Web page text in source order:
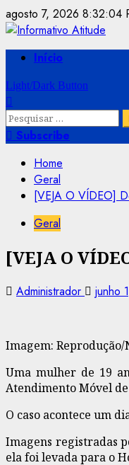
Skip
to
content
agosto 7, 2026 8:32:05
PrimaryInício
Light/Dark Button
Pesquisar
por:Subscribe
Home
Geral
[VEJA O VÍDEO]
Geral
[VEJA O
Administrador junho
Imagem: Reprodução/
Uma mulher de 19
Atendimento Móvel
O caso acontece um
Imagens registradas
ela foi levada para o